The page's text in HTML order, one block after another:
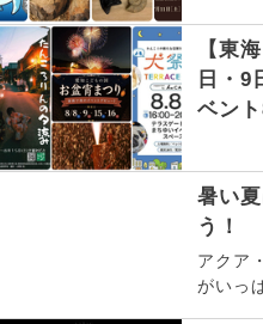
【東
日・9
ベン
暑い
う！
アクア
がいっ